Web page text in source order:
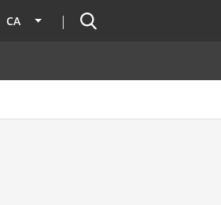
CA Llista les accions addicionals
Cercador